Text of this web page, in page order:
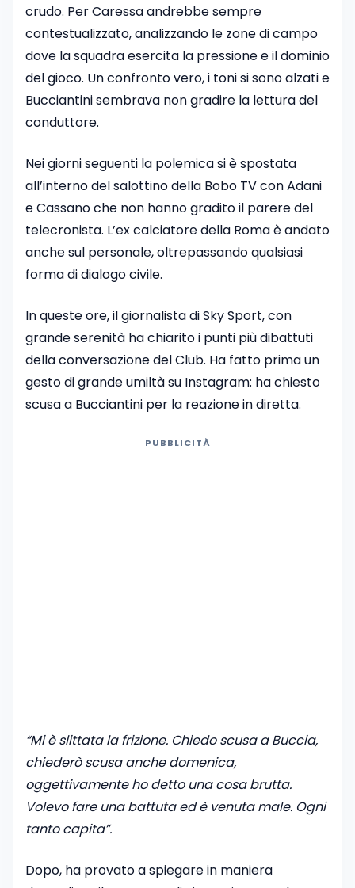
crudo. Per Caressa andrebbe sempre
contestualizzato, analizzando le zone di campo
dove la squadra esercita la pressione e il dominio
del gioco. Un confronto vero, i toni si sono alzati e
Bucciantini sembrava non gradire la lettura del
conduttore.
Nei giorni seguenti la polemica si è spostata
all’interno del salottino della Bobo TV con Adani
e Cassano che non hanno gradito il parere del
telecronista. L’ex calciatore della Roma è andato
anche sul personale, oltrepassando qualsiasi
forma di dialogo civile.
In queste ore, il giornalista di Sky Sport, con
grande serenità ha chiarito i punti più dibattuti
della conversazione del Club. Ha fatto prima un
gesto di grande umiltà su Instagram: ha chiesto
scusa a Bucciantini per la reazione in diretta.
PUBBLICITÀ
“Mi è slittata la frizione. Chiedo scusa a Buccia,
chiederò scusa anche domenica,
oggettivamente ho detto una cosa brutta.
Volevo fare una battuta ed è venuta male. Ogni
tanto capita”.
Dopo, ha provato a spiegare in maniera